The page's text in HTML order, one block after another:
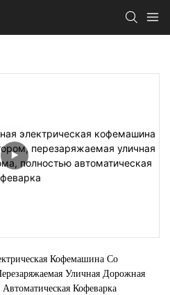
Кофемашина Со
Уличная Дорожная
Кофеварка